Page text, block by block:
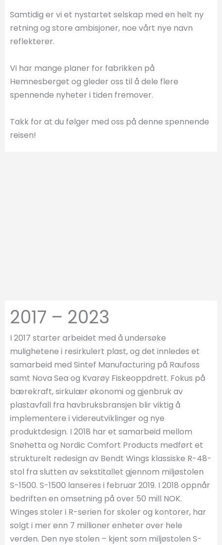
Samtidig er vi et nystartet selskap med en helt ny
retning og store ambisjoner, noe vårt nye navn
reflekterer.
Vi har mange planer for fabrikken på
Hemnesberget og gleder oss til å dele flere
spennende nyheter i tiden fremover.
Takk for at du følger med oss ​​på denne spennende
reisen!
2017 – 2023
I 2017 starter arbeidet med å undersøke
mulighetene i resirkulert plast, og det innledes et
samarbeid med Sintef Manufacturing på Raufoss
samt Nova Sea og Kvarøy Fiskeoppdrett. Fokus på
bærekraft, sirkulær økonomi og gjenbruk av
plastavfall fra havbruksbransjen blir viktig å
implementere i videreutviklinger og nye
produktdesign. I 2018 har et samarbeid mellom
Snøhetta og Nordic Comfort Products medført et
strukturelt redesign av Bendt Wings klassiske R-48-
stol fra slutten av sekstitallet gjennom miljøstolen
S-1500. S-1500 lanseres i februar 2019. I 2018 oppnår
bedriften en omsetning på over 50 mill NOK.
Winges stoler i R-serien for skoler og kontorer, har
solgt i mer enn 7 millioner enheter over hele
verden. Den nye stolen – kjent som miljøstolen S-